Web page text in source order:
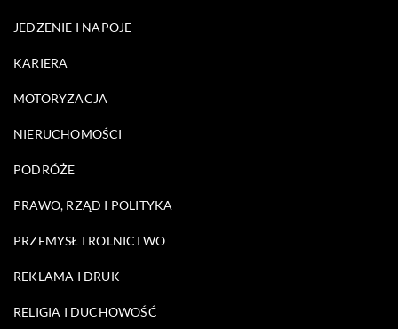
JEDZENIE I NAPOJE
KARIERA
MOTORYZACJA
NIERUCHOMOŚCI
PODRÓŻE
PRAWO, RZĄD I POLITYKA
PRZEMYSŁ I ROLNICTWO
REKLAMA I DRUK
RELIGIA I DUCHOWOŚĆ